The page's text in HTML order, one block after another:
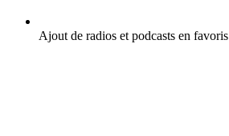
Ajout de radios et podcasts en favoris